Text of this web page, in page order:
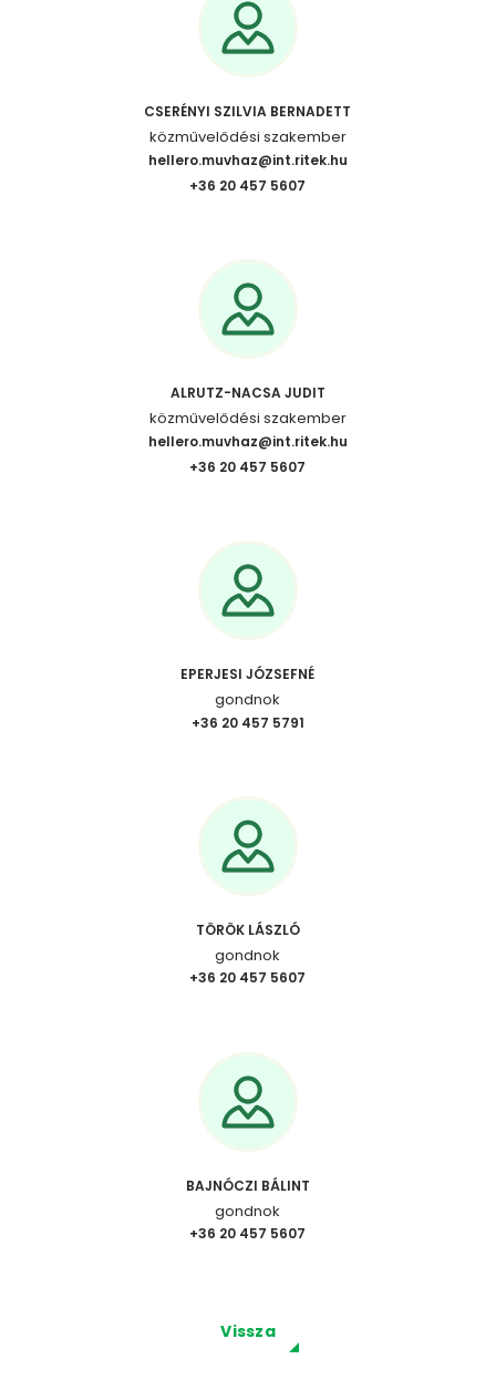
CSERÉNYI SZILVIA BERNADETT
közművelődési szakember
hellero.muvhaz@int.ritek.hu
+36 20 457 5607
ALRUTZ-NACSA JUDIT
közművelődési szakember
hellero.muvhaz@int.ritek.hu
+36 20 457 5607
EPERJESI JÓZSEFNÉ
gondnok
+36 20 457 5791
TÖRÖK LÁSZLÓ
gondnok
+36 20 457 5607
BAJNÓCZI BÁLINT
gondnok
+36 20 457 5607
Vissza